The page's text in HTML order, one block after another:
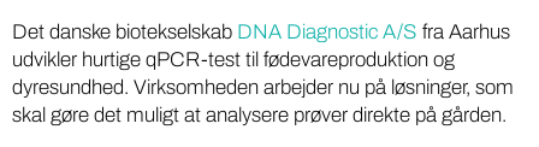
Det danske biotekselskab DNA Diagnostic A/S fra Aarhus
udvikler hurtige qPCR-test til fødevareproduktion og
dyresundhed. Virksomheden arbejder nu på løsninger, som
skal gøre det muligt at analysere prøver direkte på gården.